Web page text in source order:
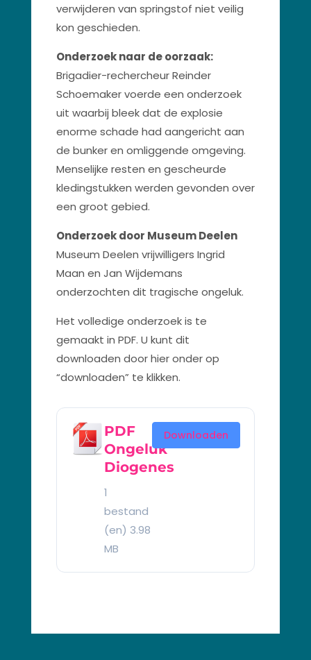
verwijderen van springstof niet veilig
kon geschieden.
Onderzoek naar de oorzaak:
Brigadier-rechercheur Reinder
Schoemaker voerde een onderzoek
uit waarbij bleek dat de explosie
enorme schade had aangericht aan
de bunker en omliggende omgeving.
Menselijke resten en gescheurde
kledingstukken werden gevonden over
een groot gebied.
Onderzoek door Museum Deelen
Museum Deelen vrijwilligers Ingrid
Maan en Jan Wijdemans
onderzochten dit tragische ongeluk.
Het volledige onderzoek is te
gemaakt in PDF. U kunt dit
downloaden door hier onder op
“downloaden” te klikken.
PDF
Ongeluk
Diogenes
1
bestand
(en) 3.98
MB
Downloaden